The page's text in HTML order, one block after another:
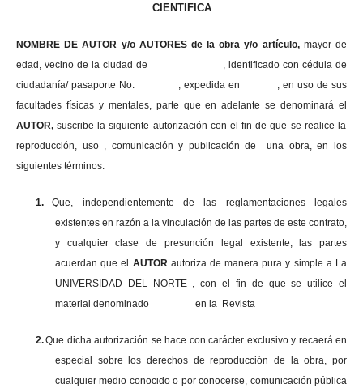
CIENTIFICA
NOMBRE DE AUTOR y/o AUTORES de la obra y/o artículo, mayor de
edad, vecino de la ciudad de , identificado con cédula de
ciudadanía/ pasaporte No. , expedida en , en uso de sus
facultades físicas y mentales, parte que en adelante se denominará el
AUTOR,suscribe la siguiente autorización con el fin de que se realice la
reproducción, uso , comunicación y publicación de una obra, en los
siguientes términos:
1.
Que, independientemente de las reglamentaciones legales
existentes en razón a la vinculación de las partes de este contrato,
y cualquier clase de presunción legal existente, las partes
acuerdan que el AUTOR autoriza de manera pura y simple a La
UNIVERSIDAD DEL NORTE , con el fin de que se utilice el
material denominado en la Revista
2.Que dicha autorización se hace con carácter exclusivo y recaerá en
especial sobre los derechos de reproducción de la obra, por
cualquier medio conocido o por conocerse, comunicación pública